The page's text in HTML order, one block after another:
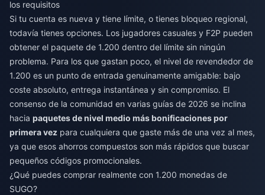
los requisitos
Si tu cuenta es nueva y tiene límite, o tienes bloqueo regional,
todavía tienes opciones. Los jugadores casuales y F2P pueden
obtener el paquete de 1.200 dentro del límite sin ningún
problema. Para los que gastan poco, el nivel de revendedor de
1.200 es un punto de entrada genuinamente amigable: bajo
coste absoluto, entrega instantánea y sin compromiso. El
consenso de la comunidad en varias guías de 2026 se inclina
hacia paquetes de nivel medio más bonificaciones por
primera vez para cualquiera que gaste más de una vez al mes,
ya que esos ahorros compuestos son más rápidos que buscar
pequeños códigos promocionales.
¿Qué puedes comprar realmente con 1.200 monedas de
SUGO?